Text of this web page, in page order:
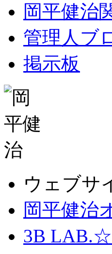
岡平健治
管理人ブ
掲示板
ウェブサ
岡平健治
3B